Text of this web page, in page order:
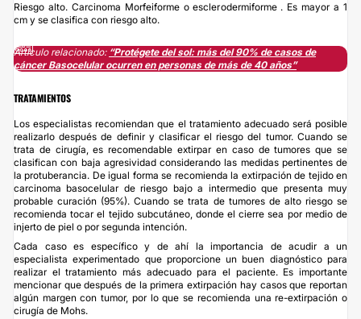
Riesgo alto. Carcinoma Morfeiforme o esclerodermiforme . Es mayor a 1
cm y se clasifica con riesgo alto.
Artículo relacionado: “Protégete del sol: más del 90% de casos de
cáncer Basocelular ocurren en personas de más de 40 años”
TRATAMIENTOS
Los especialistas recomiendan que el tratamiento adecuado será posible
realizarlo después de definir y clasificar el riesgo del tumor. Cuando se
trata de cirugía, es recomendable extirpar en caso de tumores que se
clasifican con baja agresividad considerando las medidas pertinentes de
la protuberancia. De igual forma se recomienda la extirpación de tejido en
carcinoma basocelular de riesgo bajo a intermedio que presenta muy
probable curación (95%). Cuando se trata de tumores de alto riesgo se
recomienda tocar el tejido subcutáneo, donde el cierre sea por medio de
injerto de piel o por segunda intención.
Cada caso es específico y de ahí la importancia de acudir a un
especialista experimentado que proporcione un buen diagnóstico para
realizar el tratamiento más adecuado para el paciente. Es importante
mencionar que después de la primera extirpación hay casos que reportan
algún margen con tumor, por lo que se recomienda una re-extirpación o
cirugía de Mohs.